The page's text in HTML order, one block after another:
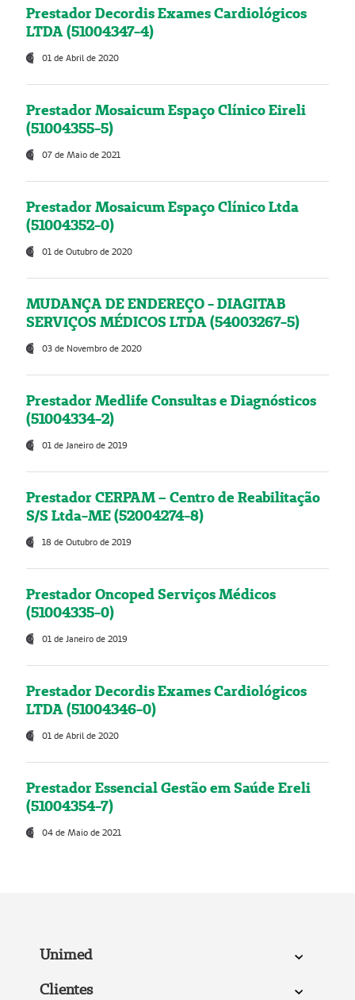
Prestador Decordis Exames Cardiológicos
LTDA (51004347-4)
01 de Abril de 2020
Prestador Mosaicum Espaço Clínico Eireli
(51004355-5)
07 de Maio de 2021
Prestador Mosaicum Espaço Clínico Ltda
(51004352-0)
01 de Outubro de 2020
MUDANÇA DE ENDEREÇO - DIAGITAB
SERVIÇOS MÉDICOS LTDA (54003267-5)
03 de Novembro de 2020
Prestador Medlife Consultas e Diagnósticos
(51004334-2)
01 de Janeiro de 2019
Prestador CERPAM – Centro de Reabilitação
S/S Ltda-ME (52004274-8)
18 de Outubro de 2019
Prestador Oncoped Serviços Médicos
(51004335-0)
01 de Janeiro de 2019
Prestador Decordis Exames Cardiológicos
LTDA (51004346-0)
01 de Abril de 2020
Prestador Essencial Gestão em Saúde Ereli
(51004354-7)
04 de Maio de 2021
Unimed
Clientes